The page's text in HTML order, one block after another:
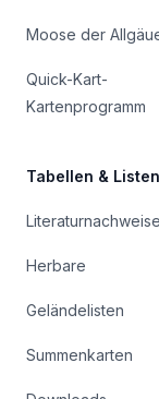
Moose der
Quick-Kart-
Kartenprogramm
Tabellen & Listen
Literaturnachweise
Herbare
Geländelisten
Summenkarten